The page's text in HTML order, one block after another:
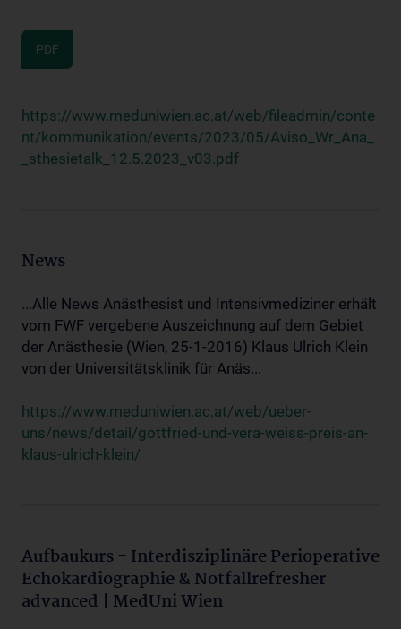
PDF
https://www.meduniwien.ac.at/web/fileadmin/conte
nt/kommunikation/events/2023/05/Aviso_Wr_Ana_
_sthesietalk_12.5.2023_v03.pdf
News
...Alle News Anästhesist und Intensivmediziner erhält
vom FWF vergebene Auszeichnung auf dem Gebiet
der Anästhesie (Wien, 25-1-2016) Klaus Ulrich Klein
von der Universitätsklinik für Anäs...
https://www.meduniwien.ac.at/web/ueber-
uns/news/detail/gottfried-und-vera-weiss-preis-an-
klaus-ulrich-klein/
Aufbaukurs - Interdisziplinäre Perioperative
Echokardiographie & Notfallrefresher
advanced | MedUni Wien